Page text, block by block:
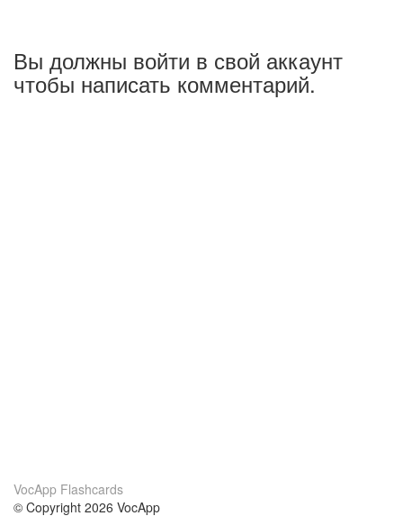
Вы должны войти в свой аккаунт
чтобы написать комментарий.
VocApp Flashcards
© Copyright 2026 VocApp